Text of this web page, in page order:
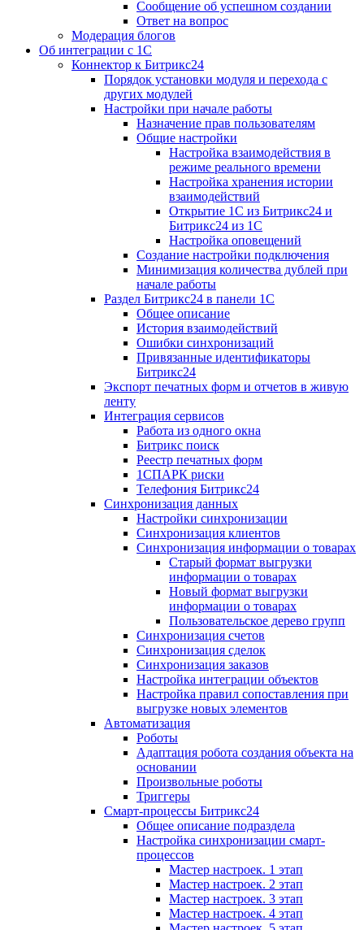
Сообщение об успешном создании
Ответ на вопрос
Модерация блогов
Об интеграции с 1С
Коннектор к Битрикс24
Порядок установки модуля и перехода с
других модулей
Настройки при начале работы
Назначение прав пользователям
Общие настройки
Настройка взаимодействия в
режиме реального времени
Настройка хранения истории
взаимодействий
Открытие 1С из Битрикс24 и
Битрикс24 из 1С
Настройка оповещений
Создание настройки подключения
Минимизация количества дублей при
начале работы
Раздел Битрикс24 в панели 1С
Общее описание
История взаимодействий
Ошибки синхронизаций
Привязанные идентификаторы
Битрикс24
Экспорт печатных форм и отчетов в живую
ленту
Интеграция сервисов
Работа из одного окна
Битрикс поиск
Реестр печатных форм
1СПАРК риски
Телефония Битрикс24
Синхронизация данных
Настройки синхронизации
Синхронизация клиентов
Синхронизация информации о товарах
Старый формат выгрузки
информации о товарах
Новый формат выгрузки
информации о товарах
Пользовательское дерево групп
Синхронизация счетов
Синхронизация сделок
Синхронизация заказов
Настройка интеграции объектов
Настройка правил сопоставления при
выгрузке новых элементов
Автоматизация
Роботы
Адаптация робота создания объекта на
основании
Произвольные роботы
Триггеры
Смарт-процессы Битрикс24
Общее описание подраздела
Настройка синхронизации смарт-
процессов
Мастер настроек. 1 этап
Мастер настроек. 2 этап
Мастер настроек. 3 этап
Мастер настроек. 4 этап